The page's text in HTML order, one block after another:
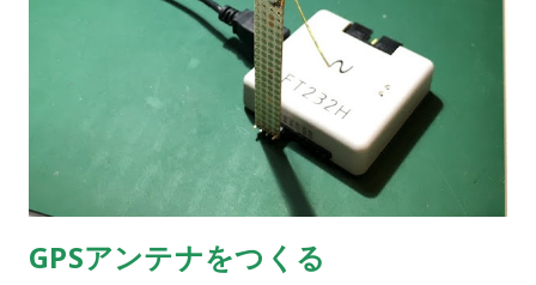
GPSアンテナをつくる